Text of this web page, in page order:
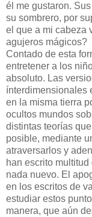
él me gustaron.
su sombrero, por
el que a mi cabeza
agujeros mágicos?
Contado de esta
entretener a los
absoluto. Las
ínterdimensionales
en la misma tierra
ocultos mundos
distintas teorías
posible, mediante
atraversarlos y
han escrito
nada nuevo. El
en los escritos de
estudiar estos
manera, que aún